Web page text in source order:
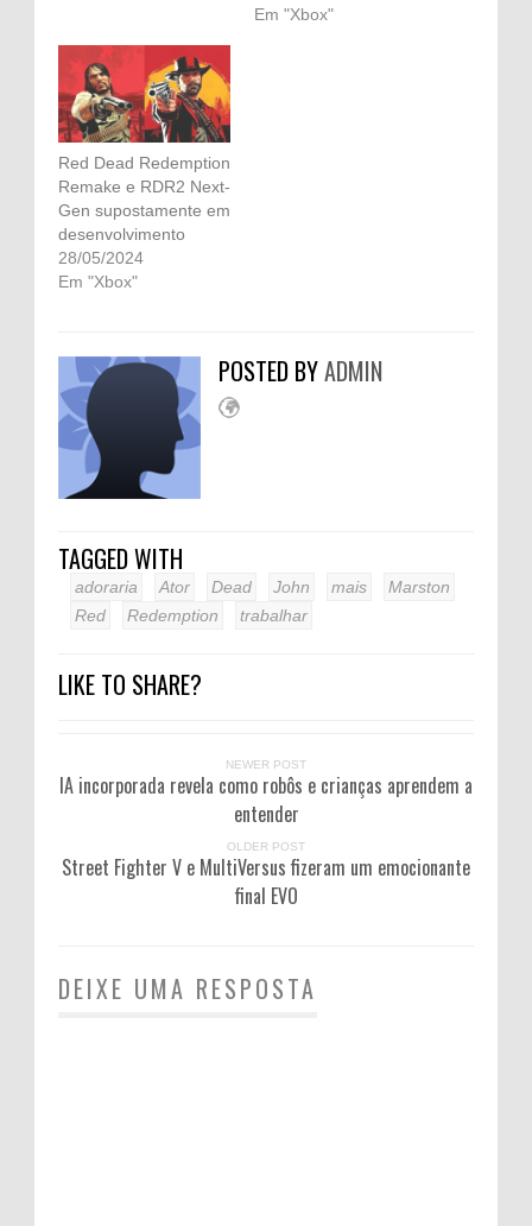
Em "Xbox"
Red Dead Redemption
Remake e RDR2 Next-
Gen supostamente em
desenvolvimento
28/05/2024
Em "Xbox"
POSTED BYADMIN
TAGGED WITH
adoraria Ator Dead John mais
Marston
Red
Redemption trabalhar
LIKE TO SHARE?
NEWER POST
IA incorporada revela como robôs e crianças aprendem a
entender
OLDER POST
Street Fighter V e MultiVersus fizeram um emocionante
final EVO
DEIXE UMA RESPOSTA